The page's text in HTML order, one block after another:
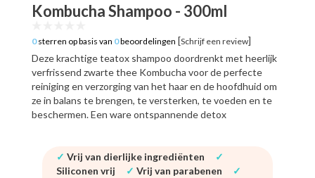
Kombucha Shampoo - 300ml
0sterren op basis van 0beoordelingen [Schrijf een review]
Deze krachtige teatox shampoo doordrenkt met heerlijk
verfrissend zwarte thee Kombucha voor de perfecte
reiniging en verzorging van het haar en de hoofdhuid om
ze in balans te brengen, te versterken, te voeden en te
beschermen. Een ware ontspannende detox
✓ Vrij van dierlijke ingrediënten
✓
Siliconen vrij
✓ Vrij van parabenen
✓